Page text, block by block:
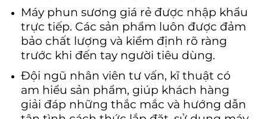
Máy phun sương giá rẻ được nhập khẩu
trực tiếp. Các sản phẩm luôn được đảm
bảo chất lượng và kiểm định rõ ràng
trước khi đến tay người tiêu dùng.
Đội ngũ nhân viên tư vấn, kĩ thuật có
am hiểu sản phẩm, giúp khách hàng
giải đáp những thắc mắc và hướng dẫn